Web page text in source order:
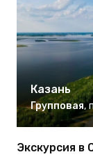
Казань
Групповая,
Экскурсия в